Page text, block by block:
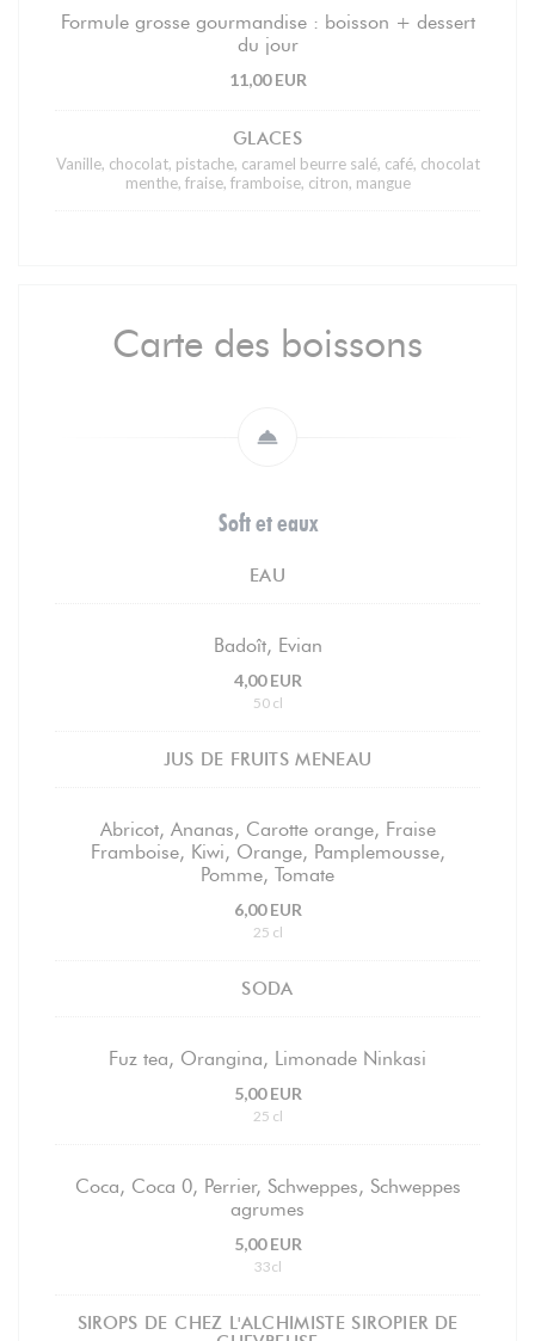
Formule grosse gourmandise : boisson + dessert
du jour
11,00 EUR
GLACES
Vanille, chocolat, pistache, caramel beurre salé, café, chocolat
menthe, fraise, framboise, citron, mangue
Carte des boissons
Soft et eaux
EAU
Badoît, Evian
4,00 EUR
50 cl
JUS DE FRUITS MENEAU
Abricot, Ananas, Carotte orange, Fraise
Framboise, Kiwi, Orange, Pamplemousse,
Pomme, Tomate
6,00 EUR
25 cl
SODA
Fuz tea, Orangina, Limonade Ninkasi
5,00 EUR
25 cl
Coca, Coca 0, Perrier, Schweppes, Schweppes
agrumes
5,00 EUR
33cl
SIROPS DE CHEZ L'ALCHIMISTE SIROPIER DE